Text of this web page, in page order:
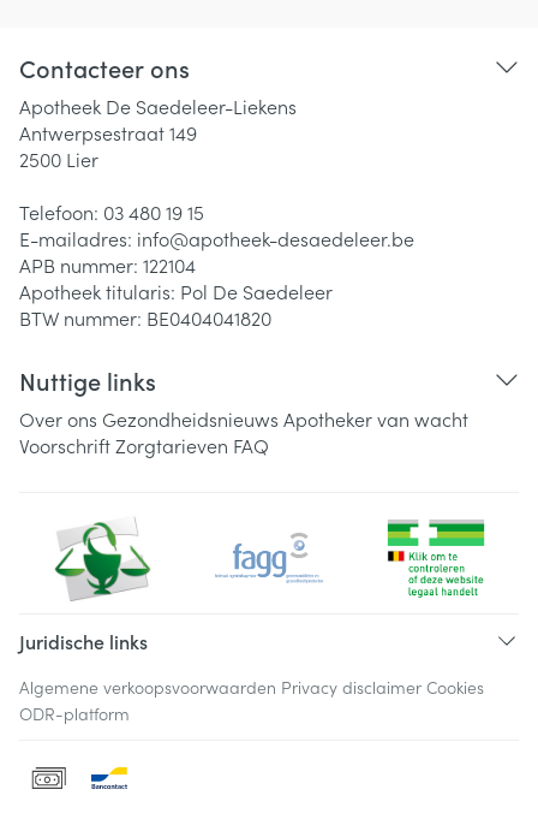
Contacteer ons
Apotheek De Saedeleer-Liekens
Antwerpsestraat 149
2500 Lier
Telefoon: 03 480 19 15
E-mailadres: info@apotheek-desaedeleer.be
APB nummer: 122104
Apotheek titularis: Pol De Saedeleer
BTW nummer: BE0404041820
Nuttige links
Over ons Gezondheidsnieuws Apotheker van wacht
VoorschriftZorgtarieven FAQ
Juridische links
Algemene verkoopsvoorwaarden Privacy disclaimer Cookies
ODR-platform